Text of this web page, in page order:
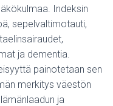
Indeksin
sepelvaltimotauti,
ja dementia.
painotetaan sen
merkitys väestön
ja